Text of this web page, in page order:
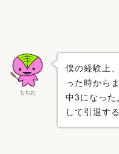
もちお
僕の経験上
った時から
中3になった
して引退す